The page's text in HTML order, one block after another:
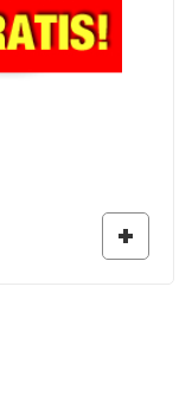
a fondo le
soluzione
e previene
e depositi